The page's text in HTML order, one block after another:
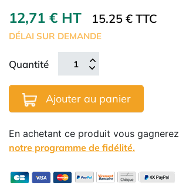
12,71 € HT 15.25 € TTC
DÉLAI SUR DEMANDE
Quantité
Ajouter au panier
En achetant ce produit vous gagnerez
notre programme de fidélité.